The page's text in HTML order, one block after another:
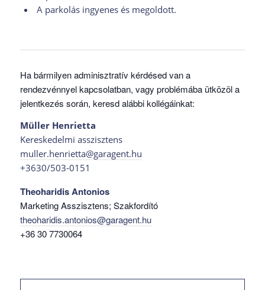
A parkolás ingyenes és megoldott.
Ha bármilyen adminisztratív kérdésed van a
rendezvénnyel kapcsolatban, vagy problémába ütközöl a
jelentkezés során, keresd alábbi kollégáinkat:
Müller Henrietta
Kereskedelmi asszisztens
muller.henrietta@garagent.hu
+3630/503-0151
Theoharidis Antonios
Marketing Asszisztens; Szakfordító
theoharidis.antonios@garagent.hu
+36 30 7730064